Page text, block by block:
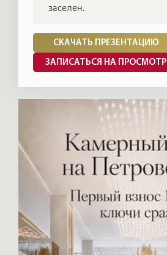
заселен.
СКАЧАТЬ ПРЕЗЕНТАЦИЮ
ЗАПИСАТЬСЯ НА ПРОСМОТР